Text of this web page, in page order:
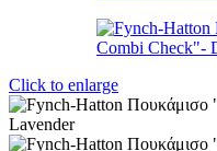
Click to enlarge